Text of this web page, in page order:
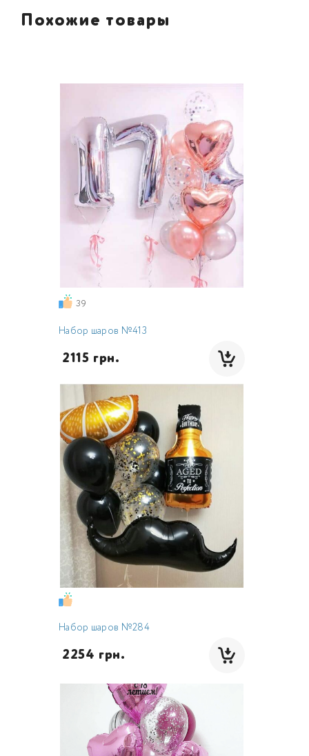
Похожие товары
39
Набор шаров №413
2115 грн.
Набор шаров №284
2254 грн.